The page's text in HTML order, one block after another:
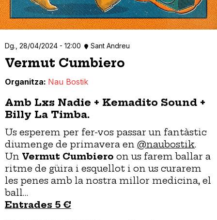
Dg., 28/04/2024 - 12:00 Sant Andreu
Vermut Cumbiero
Organitza Nau Bostik
Amb Lxs Nadie + Kemadito Sound +
Billy La Timba.
Us esperem per fer-vos passar un fantàstic
diumenge de primavera en @naubostik.
Un Vermut Cumbiero on us farem ballar a
ritme de güira i esquellot i on us curarem
les penes amb la nostra millor medicina, el
ball…
Entrades 5 €